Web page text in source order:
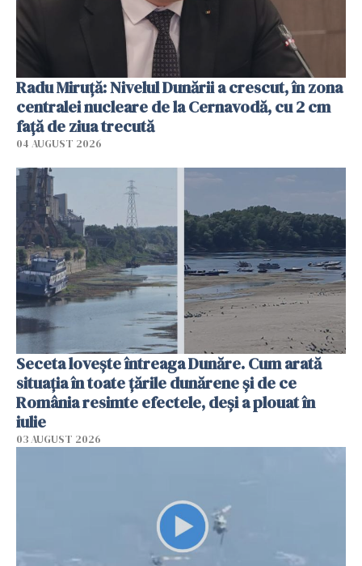
Radu Miruţă: Nivelul Dunării a crescut, în zona
centralei nucleare de la Cernavodă, cu 2 cm
faţă de ziua trecută
04 AUGUST 2026
Seceta lovește întreaga Dunăre. Cum arată
situația în toate țările dunărene și de ce
România resimte efectele, deși a plouat în
iulie
03 AUGUST 2026